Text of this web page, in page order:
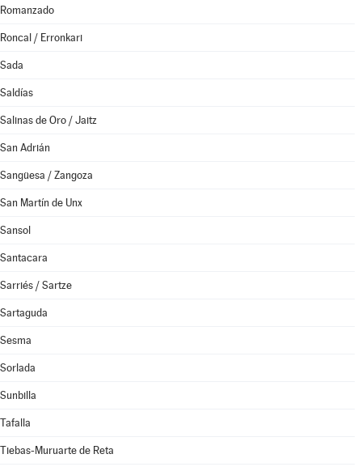
Romanzado
Roncal / Erronkari
Sada
Saldías
Salinas de Oro / Jaitz
San Adrián
Sangüesa / Zangoza
San Martín de Unx
Sansol
Santacara
Sarriés / Sartze
Sartaguda
Sesma
Sorlada
Sunbilla
Tafalla
Tiebas-Muruarte de Reta